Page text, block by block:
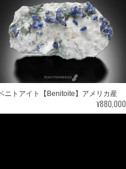
ニトアイト【Benitoite】アメリカ産
¥880,000